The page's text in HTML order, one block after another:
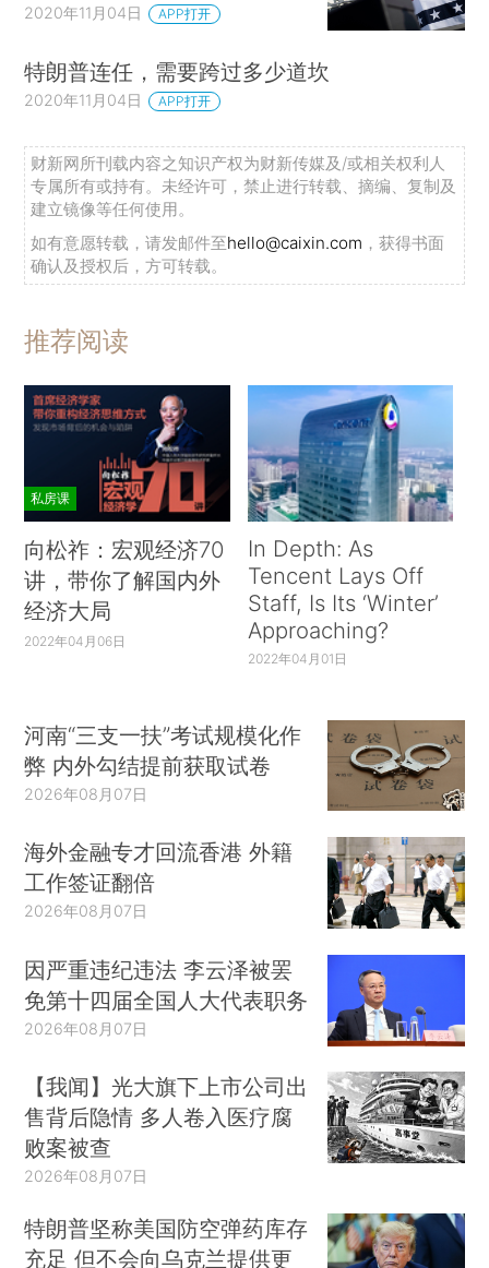
2020年11月04日 APP打开
特朗普连任，需要跨过多少道坎
2020年11月04日 APP打开
财新网所刊载内容之知识产权为财新传媒及/或相关权利人
专属所有或持有。未经许可，禁止进行转载、摘编、复制及
建立镜像等任何使用。
如有意愿转载，请发邮件至hello@caixin.com ，获得书面
确认及授权后，方可转载。
推荐阅读
私房课
向松祚：宏观经济70
讲，带你了解国内外
经济大局
2022年04月06日
In Depth: As
Tencent Lays Off
Staff, Is Its ‘Winter’
Approaching?
2022年04月01日
河南“三支一扶”考试规模化作
弊 内外勾结提前获取试卷
2026年08月07日
海外金融专才回流香港 外籍
工作签证翻倍
2026年08月07日
因严重违纪违法 李云泽被罢
免第十四届全国人大代表职务
2026年08月07日
【我闻】光大旗下上市公司出
售背后隐情 多人卷入医疗腐
败案被查
2026年08月07日
特朗普坚称美国防空弹药库存
充足 但不会向乌克兰提供更